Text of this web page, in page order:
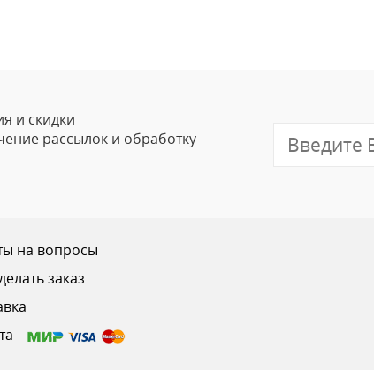
и скидки
рассылок и обработку
на вопросы
заказ